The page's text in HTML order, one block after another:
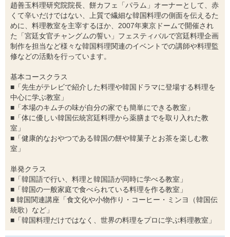
趙善玉料理研究院院長、餅カフェ「パラム」オーナーとして、赤
くて辛いだけではない、上質で繊細な韓国料理の側面を伝えるた
めに、料理教室を主宰するほか、2007年東京ドームで開催され
た「宮廷女官チャングムの誓い」フェスティバルで宮廷料理企画
制作を担当など様々な韓国料理関連のイベントでの講師や料理監
修などの活動を行っています。
基本コースクラス
■「先生がテレビで紹介した料理や韓国ドラマに登場する料理を
中心に学ぶ教室」
■「本場のキムチの味が自分の家でも簡単にできる教室」
■「体に優しい韓国伝統宮廷料理から薬膳までを取り入れた教
室」
■「健康的なおやつである韓国の餅や韓菓子とお茶を楽しむ教
室」
単発クラス
■「韓国語で行い、料理と韓国語が同時に学べる教室」
■「韓国の一般家庭で食べられている料理を作る教室」
■ 韓国関連講座「食文化や小物作り・コーヒー・ミンヨ（韓国伝
統歌）など」
■「韓国料理だけではなく、世界の料理をプロに学ぶ料理教室」